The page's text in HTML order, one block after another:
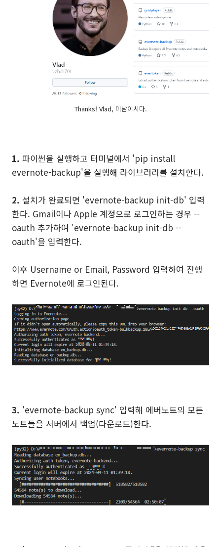
Thanks! Vlad, 미남이시다.
1. 파이썬을 실행하고 터미널에서 'pip install
evernote-backup'을 실행해 라이브러리를 설치한다.
2. 설치가 완료되면 'evernote-backup init-db' 입력
한다. Gmail이나 Apple 계정으로 로그인하는 경우 --
oauth 추가하여 'evernote-backup init-db --
oauth'을 입력한다.
이후 Username or Email, Password 입력하여 진행
하면 Evernote에 로그인된다.
3. 'evernote-backup sync' 입력해 에버노트의 모든
노트들을 서버에서 백업(다운로드)한다.